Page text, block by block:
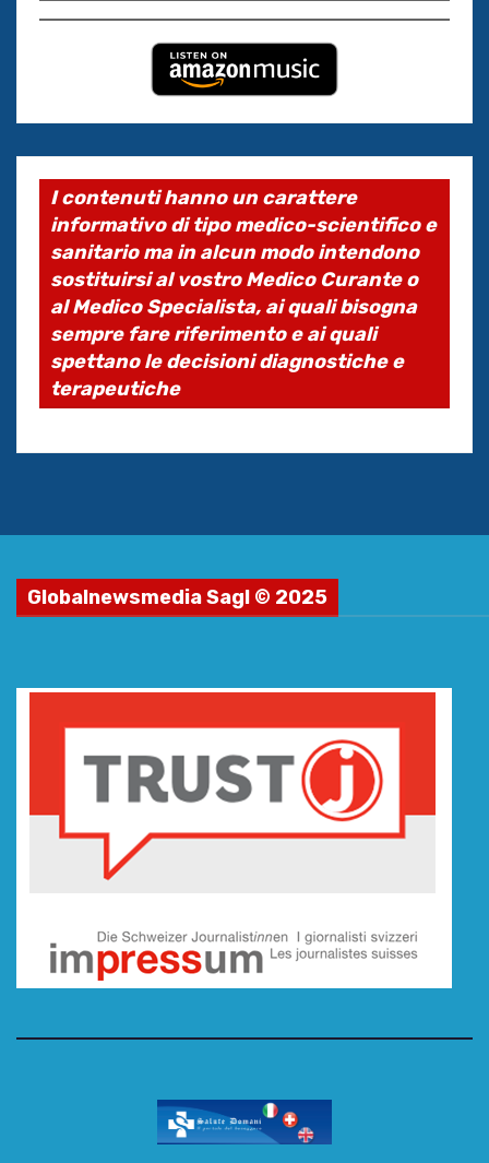
I contenuti hanno un carattere
informativo di tipo medico-scientifico e
sanitario ma in alcun modo intendono
sostituirsi al vostro Medico Curante o
al Medico Specialista, ai quali bisogna
sempre fare riferimento e ai quali
spettano le decisioni diagnostiche e
terapeutiche
Globalnewsmedia Sagl © 2025